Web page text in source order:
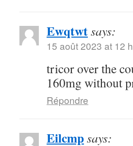
Ewqtwtsays:
15 août 2023 at 12
tricor over the
160mg without
Répondre
Eilcmpsays: